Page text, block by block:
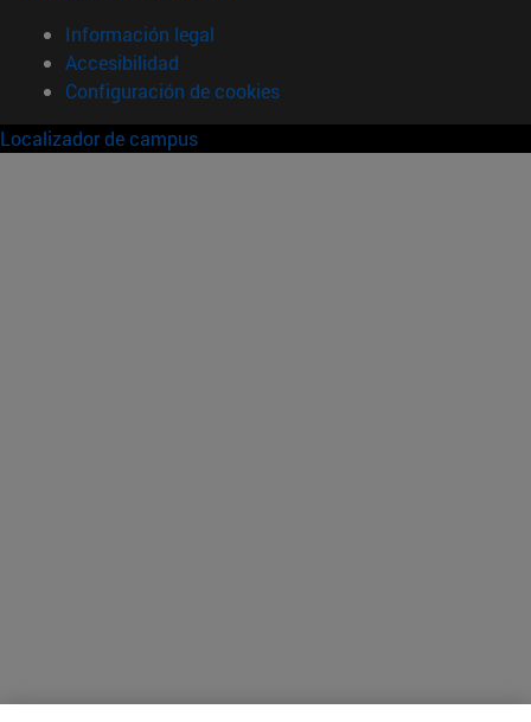
Información legal
Accesibilidad
Configuración de cookies
Localizador de campus